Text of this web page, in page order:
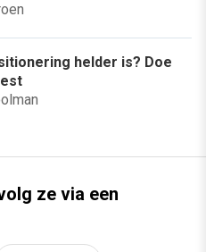
helder is? Doe
ze via een